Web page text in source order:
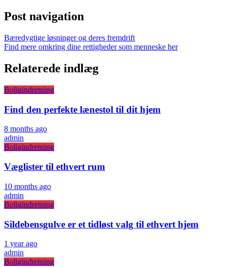
Post navigation
Bæredygtige løsninger og deres fremdrift
Find mere omkring dine rettigheder som menneske her
Relaterede indlæg
Boligindretning
Find den perfekte lænestol til dit hjem
8 months ago
admin
Boligindretning
Væglister til ethvert rum
10 months ago
admin
Boligindretning
Sildebensgulve er et tidløst valg til ethvert hjem
1 year ago
admin
Boligindretning